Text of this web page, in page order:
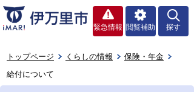
緊急情報 閲覧補助 探す
トップページ くらしの情報
保険・年金
給付について